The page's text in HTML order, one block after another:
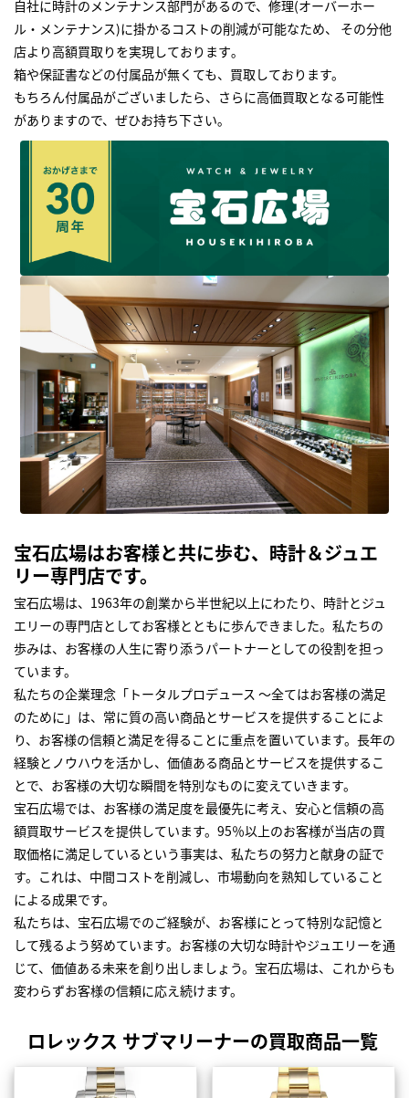
自社に時計のメンテナンス部門があるので、修理(オーバーホー
ル・メンテナンス)に掛かるコストの削減が可能なため、 その分他
店より高額買取りを実現しております｡
箱や保証書などの付属品が無くても、買取しております。
もちろん付属品がございましたら、さらに高価買取となる可能性
がありますので、ぜひお持ち下さい｡
宝石広場はお客様と共に歩む、時計＆ジュエ
リー専門店です。
宝石広場は、1963年の創業から半世紀以上にわたり、時計とジュ
エリーの専門店としてお客様とともに歩んできました。私たちの
歩みは、お客様の人生に寄り添うパートナーとしての役割を担っ
ています。
私たちの企業理念「トータルプロデュース ～全てはお客様の満足
のために」は、常に質の高い商品とサービスを提供することによ
り、お客様の信頼と満足を得ることに重点を置いています。長年の
経験とノウハウを活かし、価値ある商品とサービスを提供するこ
とで、お客様の大切な瞬間を特別なものに変えていきます。
宝石広場では、お客様の満足度を最優先に考え、安心と信頼の高
額買取サービスを提供しています。95％以上のお客様が当店の買
取価格に満足しているという事実は、私たちの努力と献身の証で
す。これは、中間コストを削減し、市場動向を熟知していること
による成果です。
私たちは、宝石広場でのご経験が、お客様にとって特別な記憶と
して残るよう努めています。お客様の大切な時計やジュエリーを通
じて、価値ある未来を創り出しましょう。宝石広場は、これからも
変わらずお客様の信頼に応え続けます。
ロレックス サブマリーナーの買取商品一覧